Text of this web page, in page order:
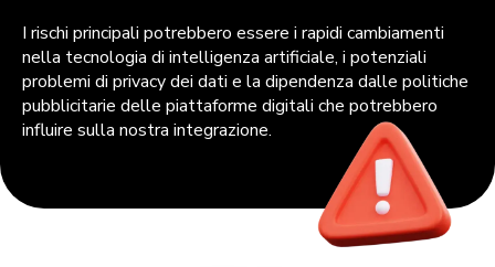
I rischi principali potrebbero essere i rapidi cambiamenti
nella tecnologia di intelligenza artificiale, i potenziali
problemi di privacy dei dati e la dipendenza dalle politiche
pubblicitarie delle piattaforme digitali che potrebbero
influire sulla nostra integrazione.